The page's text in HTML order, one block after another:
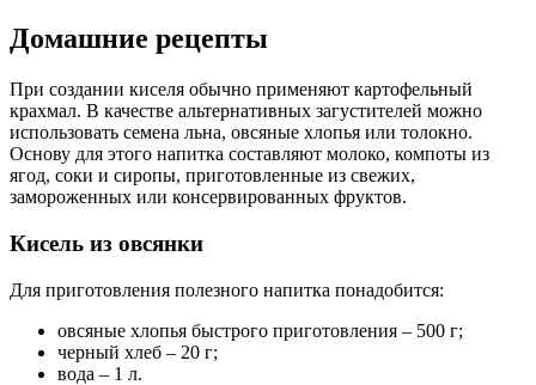
Домашние рецепты
При создании киселя обычно применяют картофельный
крахмал. В качестве альтернативных загустителей можно
использовать семена льна, овсяные хлопья или толокно.
Основу для этого напитка составляют молоко, компоты из
ягод, соки и сиропы, приготовленные из свежих,
замороженных или консервированных фруктов.
Кисель из овсянки
Для приготовления полезного напитка понадобится:
овсяные хлопья быстрого приготовления – 500 г;
черный хлеб – 20 г;
вода – 1 л.